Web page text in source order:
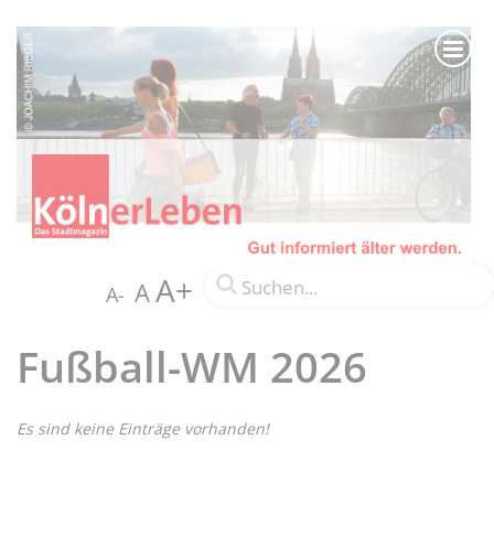
A- AA+
Fußball-WM 2026
Es sind keine Einträge vorhanden!